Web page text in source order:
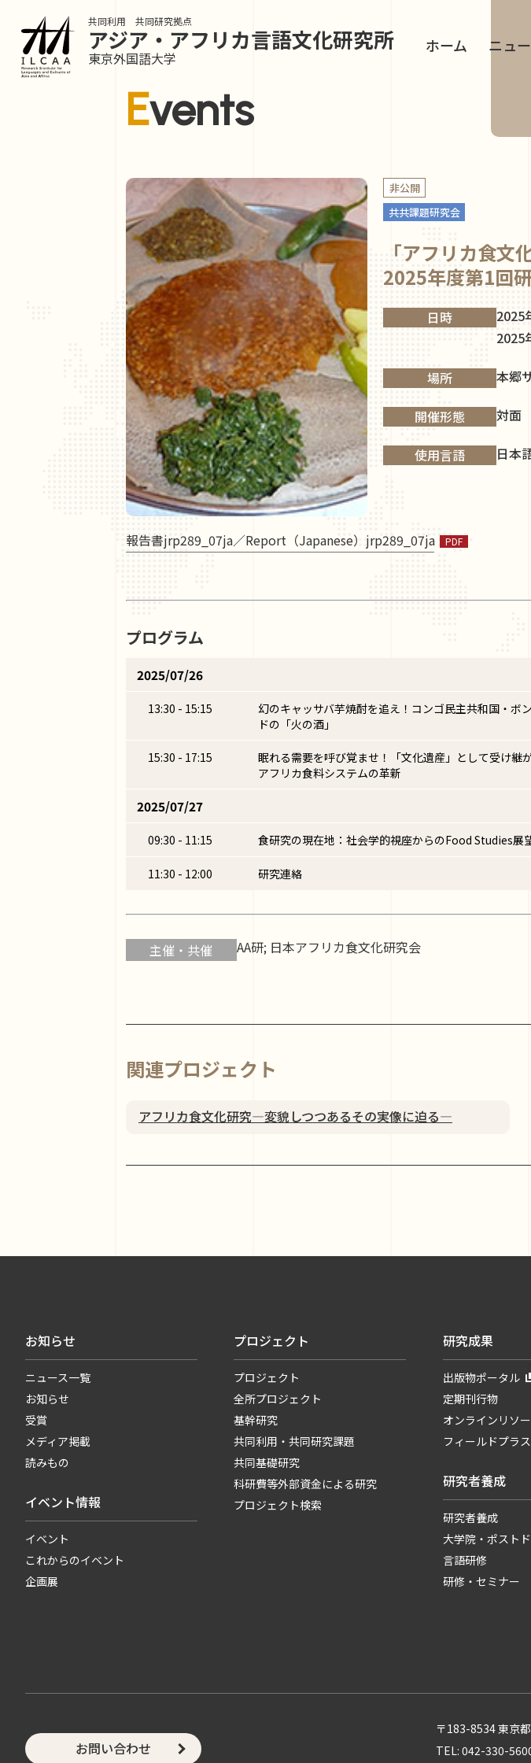
共同利用 共同研究拠点
アジア・アフリカ言語文化研究所
東京外国語大学
ホーム ニュ
Events
非公開
共共課題研究会
「アフリカ⾷
2025年度第1回
日時
2025
2025
場所 本郷
開催形態 対面
使用言語 日本
報告書jrp289_07ja／Report（Japanese）jrp289_07ja
プログラム
2025/07/26
13:30 - 15:15
幻のキャッサバ芋焼酎を追え！コンゴ民主共和国・ボ
ドの「火の酒」
15:30 - 17:15
眠れる需要を呼び覚ませ！「文化遺産」として受け継
アフリカ食料システムの革新
2025/07/27
09:30 - 11:15 食研究の現在地：社会学的視座からのFood Studies展
11:30 - 12:00 研究連絡
主催・共催 AA研; 日本アフリカ食文化研究会
関連プロジェクト
アフリカ食文化研究―変貌しつつあるその実像に迫る―
お知らせ
ニュース一覧
お知らせ
受賞
メディア掲載
読みもの
イベント情報
イベント
これからのイベント
企画展
プロジェクト
プロジェクト
全所プロジェクト
基幹研究
共同利用・共同研究課題
共同基礎研究
科研費等外部資金による研究
プロジェクト検索
研究成果
出版物ポータル
定期刊行物
オンラインリソ
フィールドプラス
研究者養成
研究者養成
大学院・ポスト
言語研修
研修・セミナー
お問い合わせ
〒183-8534 東京
TEL: 042-330-